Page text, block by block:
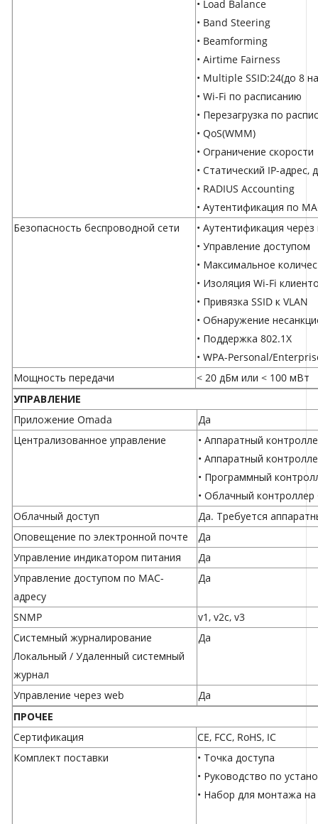
• Load Balance
• Band Steering
• Beamforming
• Airtime Fairness
• Multiple SSID:24(до 8
• Wi-Fi по расписанию
• Перезагрузка по
• QoS(WMM)
• Ограничение скорости
• Статический IP-адрес,
• RADIUS Accounting
• Аутентификация по
Безопасность беспроводной сети
• Аутентификация
• Управление доступом
• Максимальное
• Изоляция Wi-Fi
• Привязка SSID к VLAN
• Обнаружение
• Поддержка 802.1X
• WPA-Personal/
Мощность передачи
< 20 дБм или < 100 мВт
УПРАВЛЕНИЕ
Приложение Omada
Да
Централизованное управление
• Аппаратный
• Аппаратный
• Программный
• Облачный контроллер
Облачный доступ
Да. Требуется
Оповещение по электронной почте
Да
Управление индикатором питания
Да
Управление доступом по MAC-
адресу
Да
SNMP
v1, v2c, v3
Системный журналирование
Локальный / Удаленный системный
журнал
Да
Управление через web
Да
ПРОЧЕЕ
Сертификация
CE, FCC, RoHS, IC
Комплект поставки
• Точка доступа
• Руководство по
• Набор для монтажа